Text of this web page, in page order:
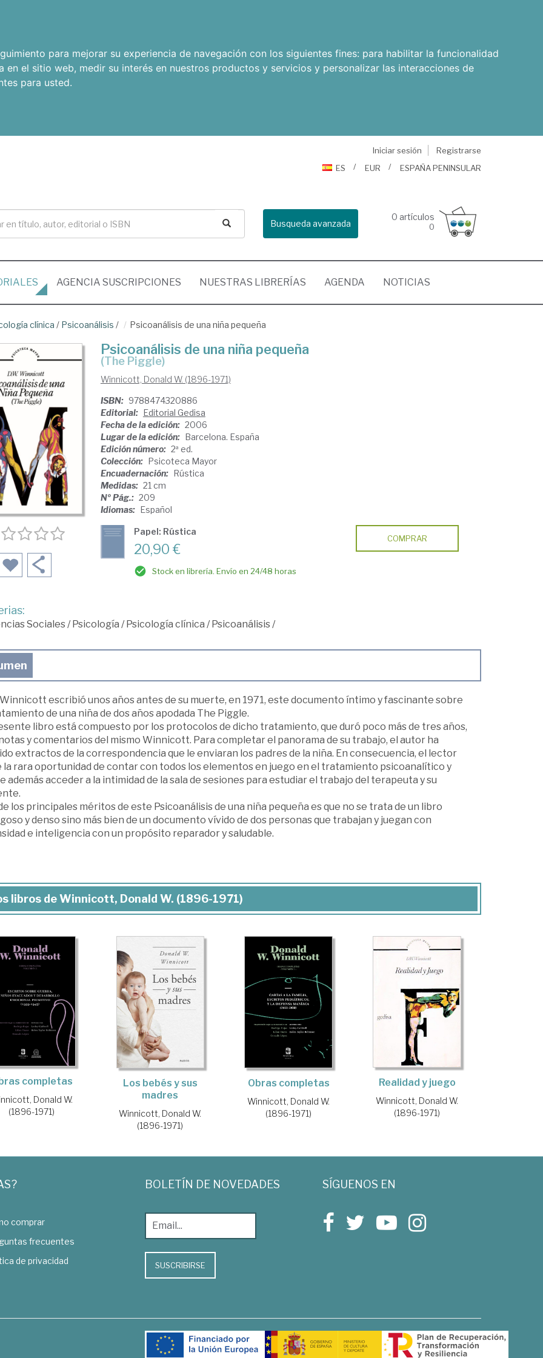
para mejorar su experiencia de navegación con los siguientes fines: para habilitar la funcionalidad
en el sitio web, medir su interés en nuestros productos y servicios y personalizar las interacciones de
para usted.
Iniciar sesión
Registrarse
ES
EUR ESPAÑA PENINSULAR
Busqueda avanzada
0 artículos
0
AGENCIA SUSCRIPCIONES NUESTRAS LIBRERÍAS AGENDA NOTICIAS
clínica / Psicoanálisis / Psicoanálisis de una niña pequeña
Psicoanálisis de una niña pequeña
(The Piggle)
Winnicott, Donald W. (1896-1971)
ISBN: 9788474320886
Editorial: Editorial Gedisa
Fecha de la edición: 2006
Lugar de la edición: Barcelona. España
Edición número: 2ª ed.
Colección: Psicoteca Mayor
Encuadernación: Rústica
Medidas: 21 cm
Nº Pág.: 209
Idiomas: Español
Papel: Rústica
20,90 €
Stock en librería. Envío en 24/48 horas
COMPRAR
Sociales/Psicología /Psicología clínica /Psicoanálisis/
Winnicott escribió unos años antes de su muerte, en 1971, este documento íntimo y fascinante sobre
de una niña de dos años apodada The Piggle.
libro está compuesto por los protocolos de dicho tratamiento, que duró poco más de tres años,
y comentarios del mismo Winnicott. Para completar el panorama de su trabajo, el autor ha
extractos de la correspondencia que le enviaran los padres de la niña. En consecuencia, el lector
la rara oportunidad de contar con todos los elementos en juego en el tratamiento psicoanalítico y
además acceder a la intimidad de la sala de sesiones para estudiar el trabajo del terapeuta y su
los principales méritos de este Psicoanálisis de una niña pequeña es que no se trata de un libro
y denso sino más bien de un documento vívido de dos personas que trabajan y juegan con
e inteligencia con un propósito reparador y saludable.
libros de Winnicott, Donald W. (1896-1971)
completas
Donald W.
(1896-1971)
Los bebés y sus
madres
Winnicott, Donald W.
(1896-1971)
Obras completas
Winnicott, Donald W.
(1896-1971)
Realidad y juego
Winnicott, Donald W.
(1896-1971)
comprar
frecuentes
de privacidad
BOLETÍN DE NOVEDADES
SUSCRIBIRSE
SÍGUENOS EN